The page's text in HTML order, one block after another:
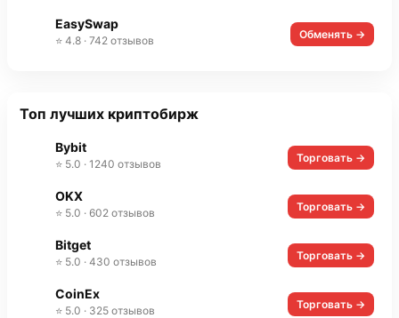
EasySwap
⭐ 4.8 · 742 отзывов Обменять →
Топ лучших криптобирж
Bybit
⭐ 5.0 · 1240 отзывов Торговать →
OKX
⭐ 5.0 · 602 отзывов Торговать →
Bitget
⭐ 5.0 · 430 отзывов Торговать →
CoinEx
⭐ 5.0 · 325 отзывов Торговать →